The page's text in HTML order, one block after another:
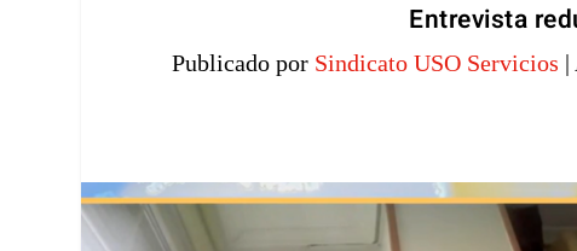
Entrevista
Publicado por Sindicato USO Servicios |